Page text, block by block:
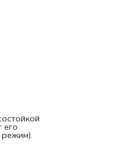
его
режим).